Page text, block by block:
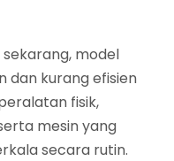
model
dan kurang efisien
fisik,
mesin yang
secara rutin.